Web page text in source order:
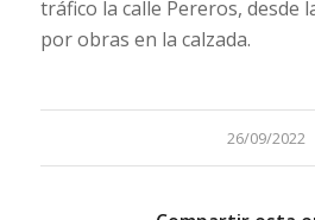
tráfico la calle Pereros, desde
por obras en la calzada.
26/09/2022